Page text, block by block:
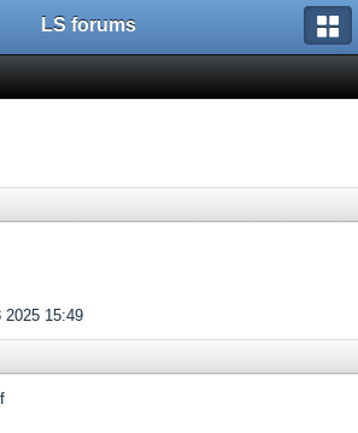
LS forums
2025 15:49